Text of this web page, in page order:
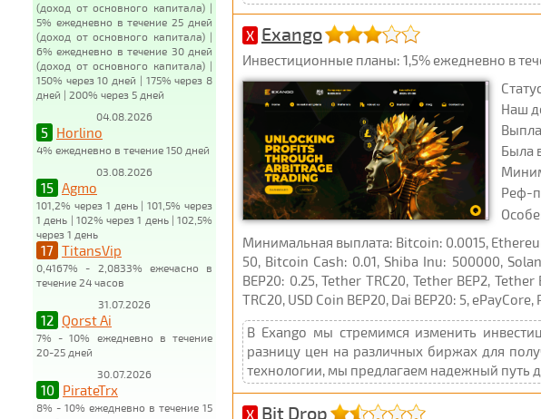
(доход от основного капитала) |
5% ежедневно в течение 25 дней
(доход от основного капитала) |
6% ежедневно в течение 30 дней
(доход от основного капитала) |
150% через 10 дней | 175% через 8
дней | 200% через 5 дней
04.08.2026
5 Horlino
4% ежедневно в течение 150 дней
03.08.2026
15 Agmo
101,2% через 1 день | 101,5% через
1 день | 102% через 1 день | 102,5%
через 1 день
17 TitansVip
0,4167% - 2,0833% ежечасно в
течение 24 часов
31.07.2026
12 Qorst Ai
7% - 10% ежедневно в течение
20-25 дней
30.07.2026
10 PirateTrx
8% - 10% ежедневно в течение 15
X Exango
Инвестиционные планы: 1,5% ежедневно в
Наш
Была
Реф-
Минимальная выплата: Bitcoin: 0.0015,
50, Bitcoin Cash: 0.01, Shiba Inu: 500000,
BEP20: 0.25, Tether TRC20, Tether BEP2,
TRC20, USD Coin BEP20, Dai BEP20: 5,
В Exango мы стремимся изменить
разницу цен на различных биржах для
технологии, мы предлагаем надежный путь
X Bit Drop